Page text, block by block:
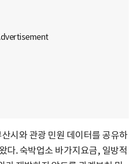
시와 관광 민원 데이터를 공유하
다. 숙박업소 바가지요금, 일방적